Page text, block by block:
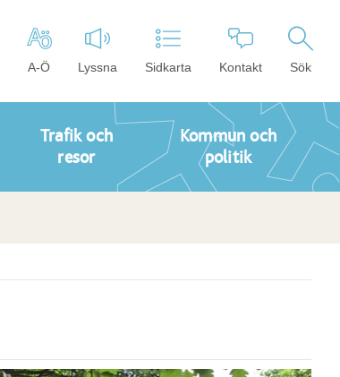
A-Ö Lyssna Sidkarta Kontakt Sök
Trafik och
resor
Kommun och
politik